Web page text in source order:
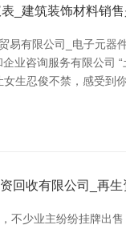
_建筑装饰材料销
有限公司_电子元
业咨询服务有限公司
生忍俊不禁，感受到
回收有限公司_再
不少业主纷纷挂牌出